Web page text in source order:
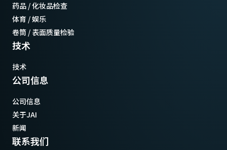
药品 / 化妆品检查
体育 / 娱乐
卷筒 / 表面质量检验
技术
技术
公司信息
公司信息
关于JAI
新闻
联系我们